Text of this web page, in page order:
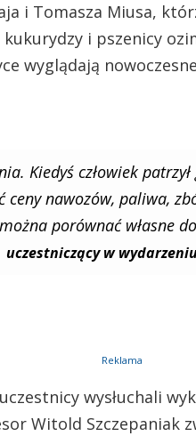
i Tomasza Miusa,
i pszenicy
wyglądają
Kiedyś człowiek patrzył
ceny nawozów, paliwa,
porównać własne
w
Reklama
wysłuchali
Witold Szczepaniak